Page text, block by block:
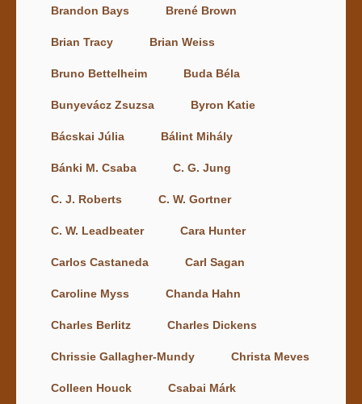
Brandon Bays Brené Brown
Brian Tracy Brian Weiss
Bruno Bettelheim Buda Béla
Bunyevácz Zsuzsa Byron Katie
Bácskai Júlia Bálint Mihály
Bánki M. Csaba C. G. Jung
C. J. Roberts C. W. Gortner
C. W. Leadbeater Cara Hunter
Carlos Castaneda Carl Sagan
Caroline Myss Chanda Hahn
Charles Berlitz Charles Dickens
Chrissie Gallagher-Mundy Christa Meves
Colleen Houck Csabai Márk